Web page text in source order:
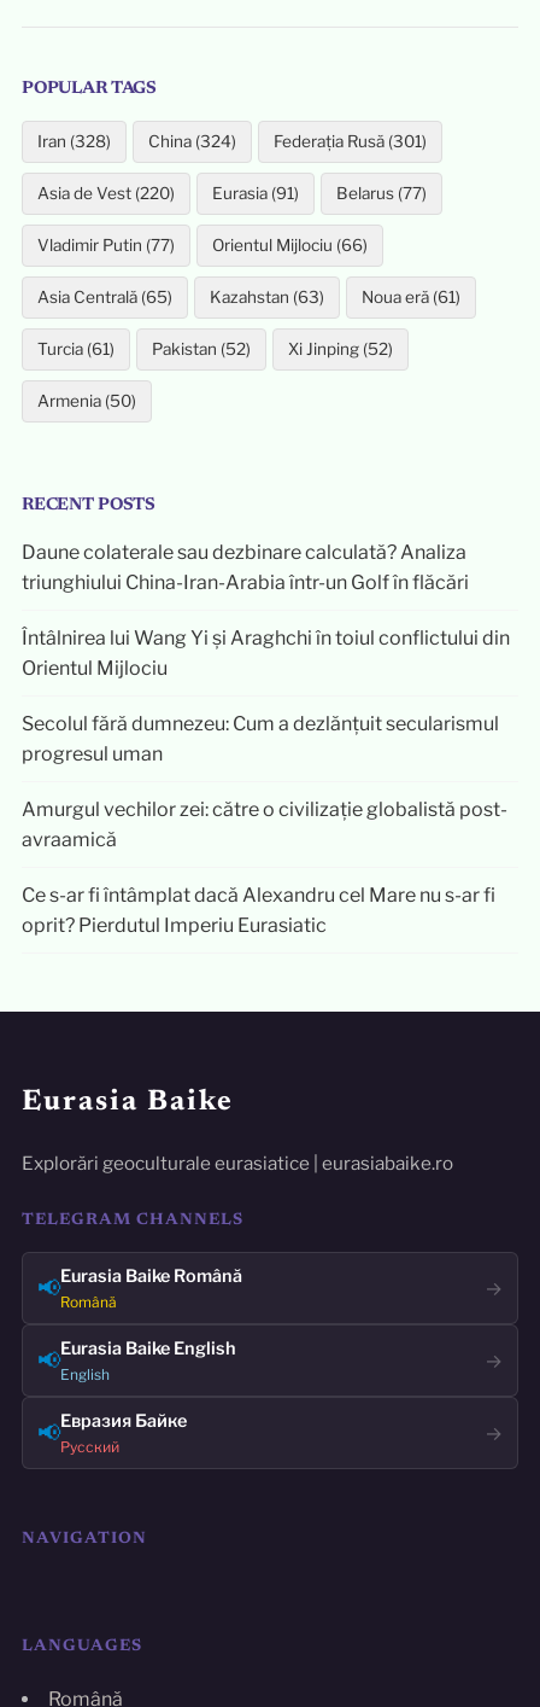
POPULAR TAGS
Iran (328) China (324) Federația Rusă (301)
Asia de Vest (220) Eurasia (91) Belarus (77)
Vladimir Putin (77) Orientul Mijlociu (66)
Asia Centrală (65) Kazahstan (63) Noua eră (61)
Turcia (61) Pakistan (52) Xi Jinping (52)
Armenia (50)
RECENT POSTS
Daune colaterale sau dezbinare calculată? Analiza
triunghiului China-Iran-Arabia într-un Golf în flăcări
Întâlnirea lui Wang Yi și Araghchi în toiul conflictului din
Orientul Mijlociu
Secolul fără dumnezeu: Cum a dezlănțuit secularismul
progresul uman
Amurgul vechilor zei: către o civilizație globalistă post-
avraamică
Ce s-ar fi întâmplat dacă Alexandru cel Mare nu s-ar fi
oprit? Pierdutul Imperiu Eurasiatic
Eurasia Baike
Explorări geoculturale eurasiatice | eurasiabaike.ro
TELEGRAM CHANNELS
📢Eurasia Baike Română
Română
→
📢Eurasia Baike English
English
→
📢Евразия Байке
Русский
→
NAVIGATION
LANGUAGES
Română